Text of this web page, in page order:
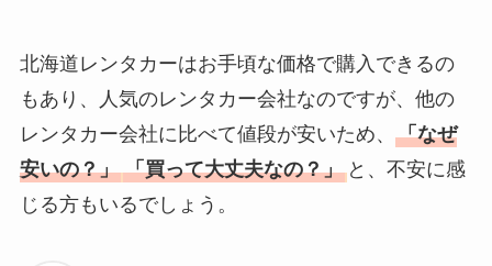
北海道レンタカーはお手頃な価格で購入できるの
もあり、人気のレンタカー会社なのですが、他の
レンタカー会社に比べて値段が安いため、 「なぜ
安いの？」 「買って大丈夫なの？」 と、不安に感
じる方もいるでしょう。